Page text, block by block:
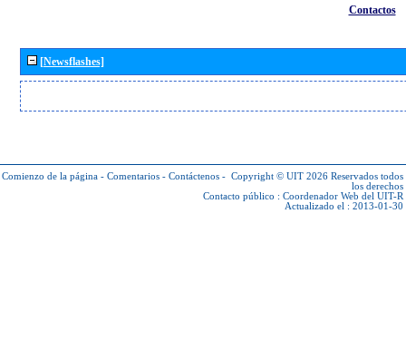
Contactos
[Newsflashes]
Comienzo de la página - Comentarios - Contáctenos - Copyright © UIT 2026 Reservados todos
los derechos
Contacto público : Coordenador Web del UIT-R
Actualizado el : 2013-01-30